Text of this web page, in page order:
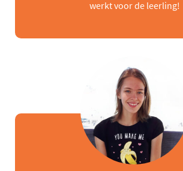
werkt voor de leerling!